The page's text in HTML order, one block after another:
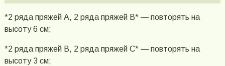
*2 ряда пряжей А, 2 ряда пряжей В* — повторять на
высоту 6 см;
*2 ряда пряжей В, 2 ряда пряжей С* — повторять на
высоту 3 см;